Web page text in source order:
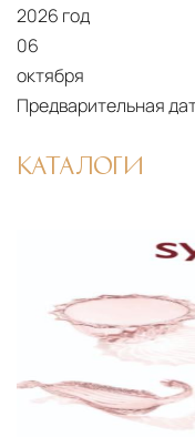
осуществляют
Подъём на
указанное
Вывоз
очистка
2026 год
06
октября
Предварительная
КАТАЛОГИ